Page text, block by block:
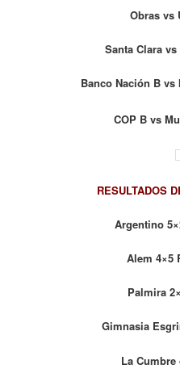
Obras vs
Santa Clara
Banco Nación B vs
COP B vs
RESULTADOS
Argentino
Alem 4×5
Palmira
Gimnasia
La